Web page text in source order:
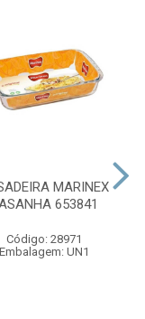
MARINEX
653841
Código: 28971
Embalagem: UN1